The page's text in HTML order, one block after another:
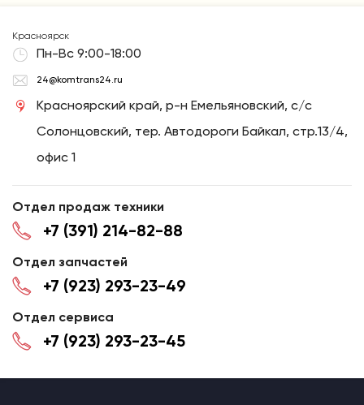
Красноярск
Пн-Вс 9:00-18:00
24@komtrans24.ru
Красноярский край, р-н Емельяновский, с/с
Солонцовский, тер. Автодороги Байкал, стр.13/4,
офис 1
Отдел продаж техники
+7 (391) 214-82-88
Отдел запчастей
+7 (923) 293-23-49
Отдел сервиса
+7 (923) 293-23-45